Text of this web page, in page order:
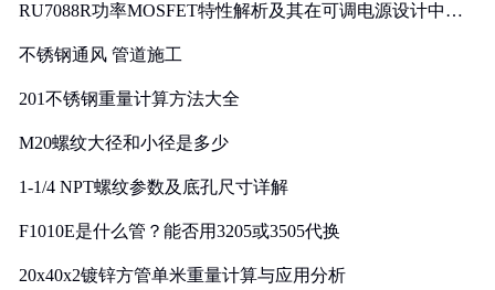
RU7088R功率MOSFET特性解析及其在可调电源设计中的
不锈钢通风 管道施工
201不锈钢重量计算方法大全
M20螺纹大径和小径是多少
1-1/4 NPT螺纹参数及底孔尺寸详解
F1010E是什么管？能否用3205或3505代换
20x40x2镀锌方管单米重量计算与应用分析